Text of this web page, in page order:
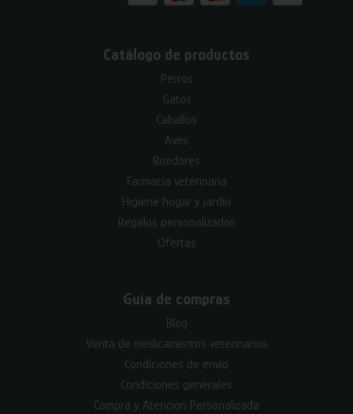
Catálogo de productos
Perros
Gatos
Caballos
Aves
Roedores
Farmacia veterinaria
Higiene hogar y jardín
Regalos personalizados
Ofertas
Guía de compras
Blog
Venta de medicamentos veterinarios
Condiciones de envío
Condiciones generales
Compra y Atención Personalizada